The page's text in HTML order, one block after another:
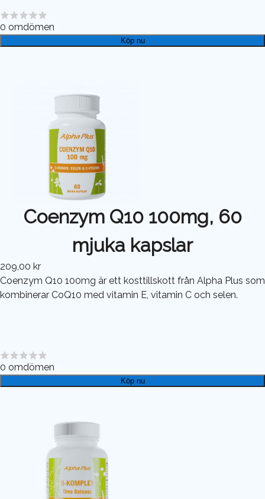
0 omdömen
Köp nu
Coenzym Q10 100mg, 60
mjuka kapslar
209,00 kr
Coenzym Q10 100mg är ett kosttillskott från Alpha Plus som
kombinerar CoQ10 med vitamin E, vitamin C och selen.
0 omdömen
Köp nu